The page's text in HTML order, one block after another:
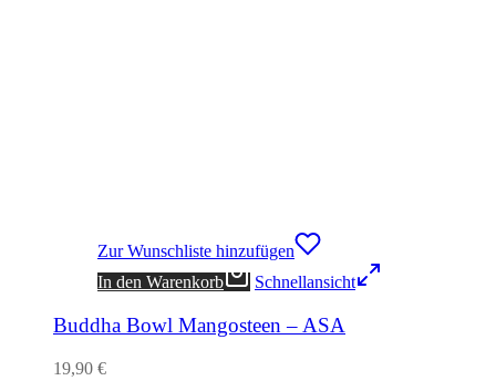
Zur Wunschliste hinzufügen
In den Warenkorb
Schnellansicht
Buddha Bowl Mangosteen – ASA
19,90 €